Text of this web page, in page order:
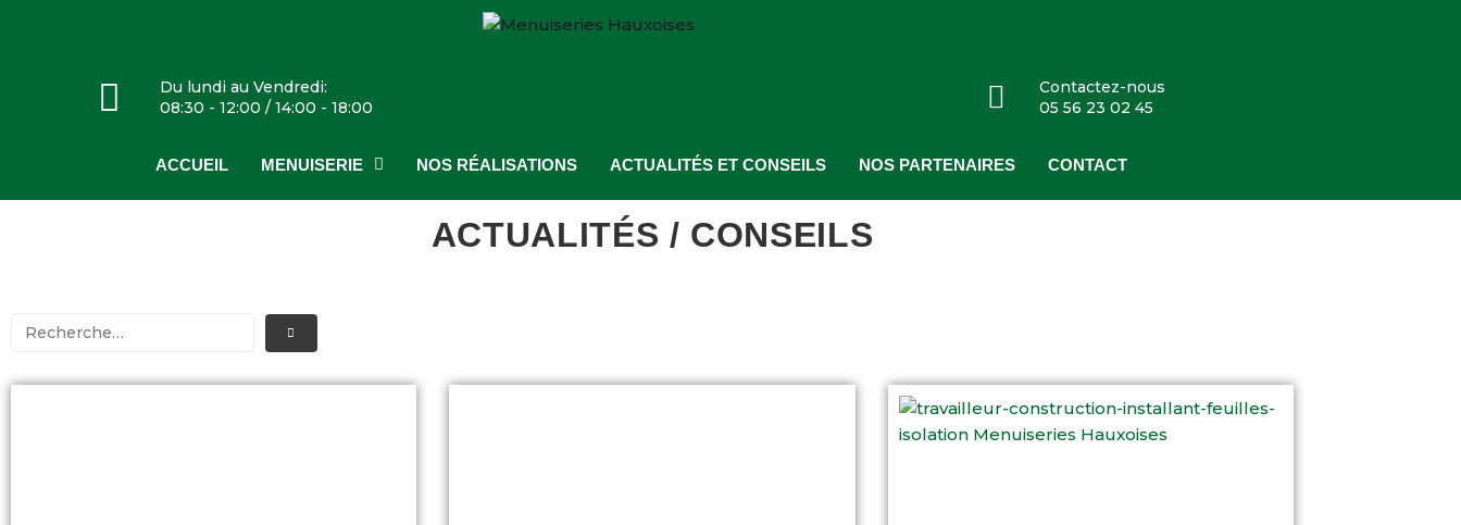
Du lundi au Vendredi:
08:30 - 12:00 / 14:00 - 18:00
Contactez-nous
05 56 23 02 45
ACCUEIL MENUISERIE NOS RÉALISATIONS ACTUALITÉS ET CONSEILS NOS PARTENAIRES CONTACT
ACTUALITÉS / CONSEILS